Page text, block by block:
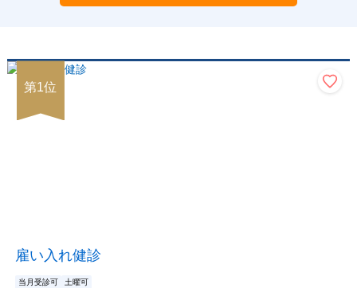
第1位
雇い入れ健診
当月受診可 土曜可